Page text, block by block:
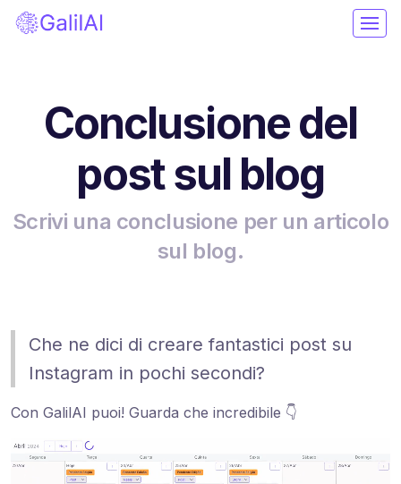
Conclusione del
post sul blog
Scrivi una conclusione per un articolo
sul blog.
Che ne dici di creare fantastici post su
Instagram in pochi secondi?
Con GalilAI puoi! Guarda che incredibile 👇